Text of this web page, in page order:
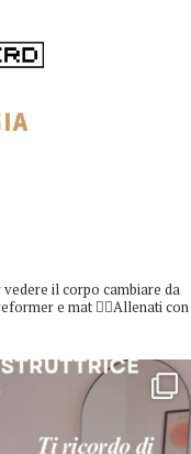
vedere il corpo cambiare da
e mat 👇🏻Allenati con